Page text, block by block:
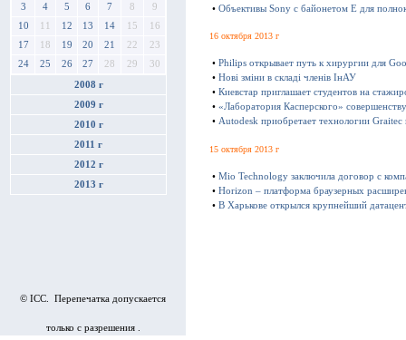
3
4 5 6 7 8
9
10
11 12 13 14 15
16
17
18 19 20 21 22
23
24
25 26 27 28 29 30
2008 г
2009 г
2010 г
2011 г
2012 г
2013 г
© ICC. Перепечатка допускается
только с разрешения .
• Объективы Sony с байонетом E для
16 октября 2013 г
• Philips открывает путь к хирургии для
• Нові зміни в складі членів ІнАУ
• Киевстар приглашает студентов на
• «Лаборатория Касперского»
• Autodesk приобретает технологии
15 октября 2013 г
• Mio Technology заключила договор с
• Horizon – платформа браузерных
• В Харькове открылся крупнейший